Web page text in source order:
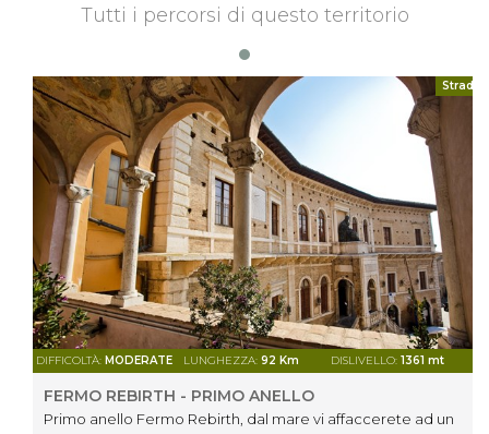
Tutti i percorsi di questo territorio
Strada
DIFFICOLTÀ: MODERATE LUNGHEZZA: 92 Km DISLIVELLO: 1361 mt
FERMO REBIRTH - PRIMO ANELLO
Primo anello Fermo Rebirth, dal mare vi affaccerete ad un